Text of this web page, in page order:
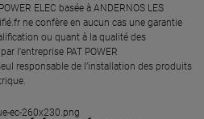
ELEC basée à ANDERNOS LES
ne confère en aucun cas une garantie
ou quant à la qualité des
l’entreprise PAT POWER
responsable de l’installation des produits